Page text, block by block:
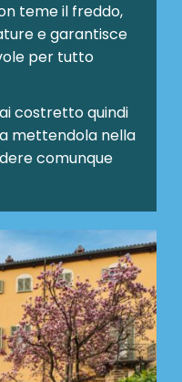
teme il freddo,
e garantisce
per tutto
costretto quindi
mettendola nella
comunque